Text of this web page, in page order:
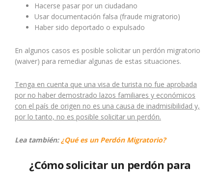
Hacerse pasar por un ciudadano
Usar documentación falsa (fraude migratorio)
Haber sido deportado o expulsado
En algunos casos es posible solicitar un perdón migratorio
(waiver) para remediar algunas de estas situaciones.
Tenga en cuenta que una visa de turista no fue aprobada
por no haber demostrado lazos familiares y económicos
con el país de origen no es una causa de inadmisibilidad y,
por lo tanto, no es posible solicitar un perdón.
Lea también: ¿Qué es un Perdón Migratorio?
¿Cómo solicitar un perdón para